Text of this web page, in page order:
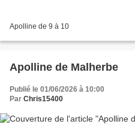
Apolline de 9 à 10
Apolline de Malherbe
Publié le 01/06/2026 à 10:00
Par Chris15400